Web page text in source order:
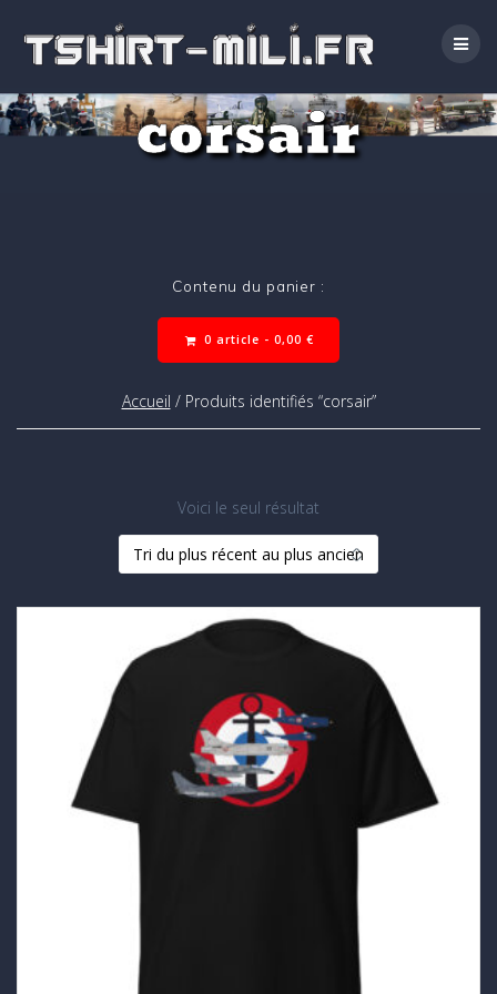
au
contenu
corsair
Contenu du panier :
0 article - 0,00 €
Accueil / Produits identifiés “corsair”
Voici le seul résultat